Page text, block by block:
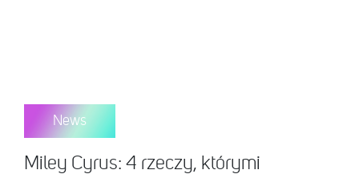
News
Miley Cyrus: 4 rzeczy, którymi